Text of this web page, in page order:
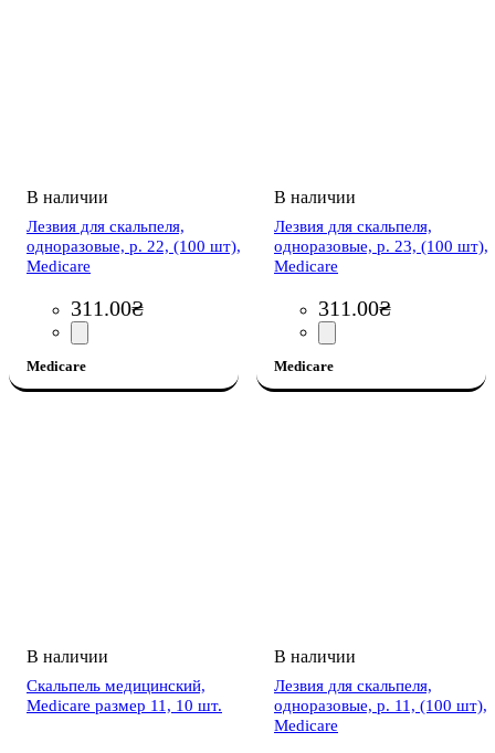
Лезвия для скальпеля,
одноразовые, р. 22, (100 шт),
Medicare
311.00₴
Medicare
Лезвия для скальпеля,
одноразовые, р. 23, (100 шт),
Medicare
311.00₴
Medicare
Скальпель медицинский,
Medicare размер 11, 10 шт.
Лезвия для скальпеля,
одноразовые, р. 11, (100 шт),
Medicare